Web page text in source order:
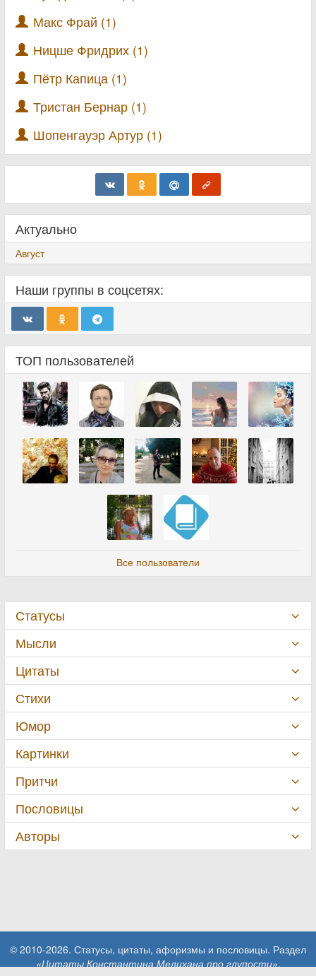
Макс Фрай (1)
Ницше Фридрих (1)
Пётр Капица (1)
Тристан Бернар (1)
Шопенгауэр Артур (1)
Актуально
Август
Наши группы в соцсетях:
ТОП пользователей
Все пользователи
Статусы
Мысли
Цитаты
Стихи
Юмор
Картинки
Притчи
Пословицы
Авторы
© 2010-2026. Статусы, цитаты, афоризмы и пословицы. Раздел
«Цитаты Константина Мелихана про глупости».